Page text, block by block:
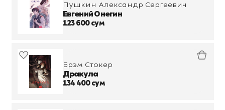
Пушкин Александр Сергеевич
Евгений Онегин
123 600 сум
Брэм Стокер
Дракула
134 400 сум